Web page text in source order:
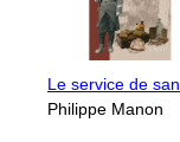
Le service de
Philippe Manon